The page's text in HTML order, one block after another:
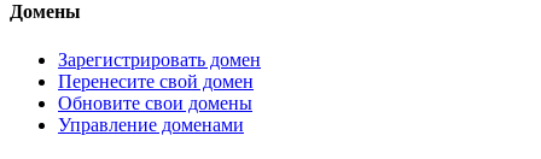
Домены
Зарегистрировать домен
Перенесите свой домен
Обновите свои домены
Управление доменами